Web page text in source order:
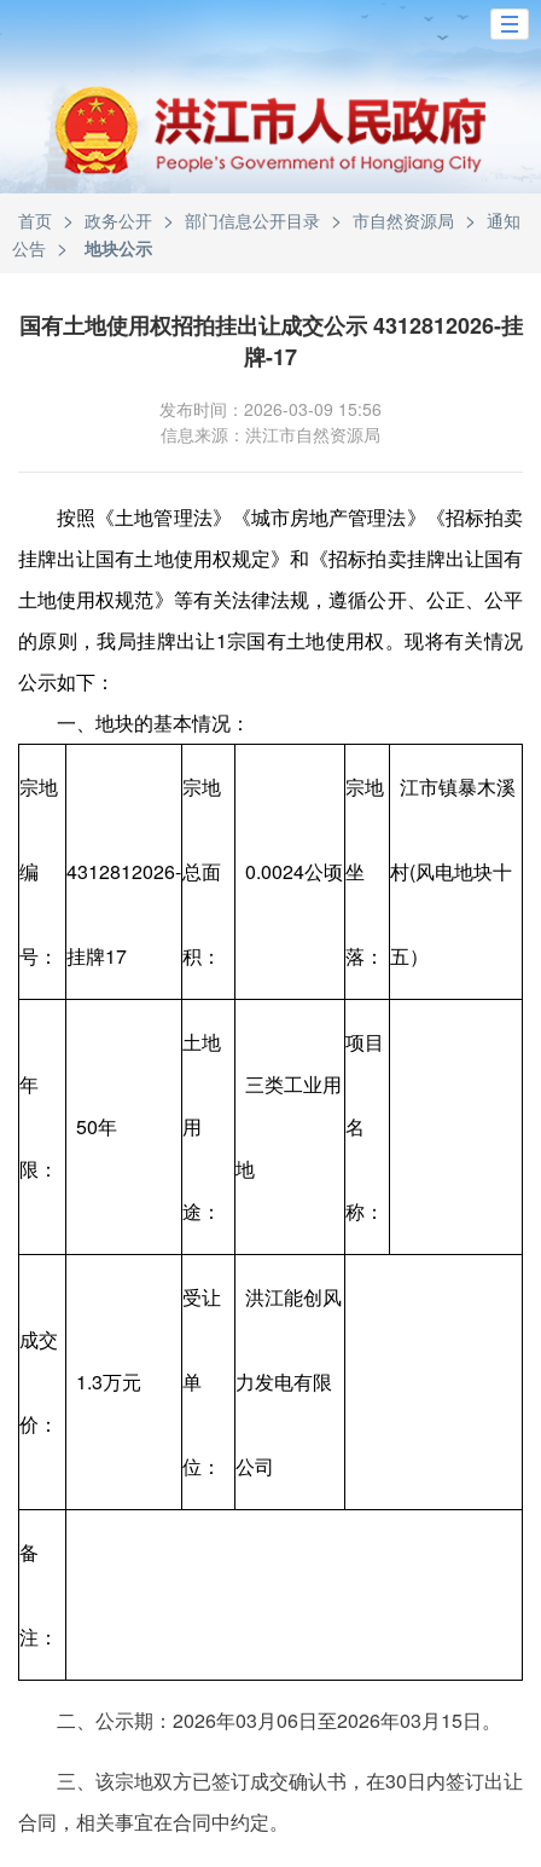
首页 > 政务公开 > 部门信息公开目录 > 市自然资源局 > 通知
公告 > 地块公示
国有土地使用权招拍挂出让成交公示 4312812026-挂
牌-17
发布时间：2026-03-09 15:56
信息来源：洪江市自然资源局
按照《土地管理法》《城市房地产管理法》《招标拍卖
挂牌出让国有土地使用权规定》和《招标拍卖挂牌出让国有
土地使用权规范》等有关法律法规，遵循公开、公正、公平
的原则，我局挂牌出让1宗国有土地使用权。现将有关情况
公示如下：
一、地块的基本情况：
宗地
编
号：
4312812026-
挂牌17
宗地
总面
积：
0.0024公顷
宗地
坐
落：
江市镇暴木溪
村(风电地块十
五）
年
限：
50年
土地
用
途：
三类工业用
地
项目
名
称：
成交
价：
1.3万元
受让
单
位：
洪江能创风
力发电有限
公司
备
注：
二、公示期：2026年03月06日至2026年03月15日。
三、该宗地双方已签订成交确认书，在30日内签订出让
合同，相关事宜在合同中约定。